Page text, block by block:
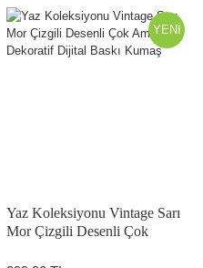
YENİ
Yaz Koleksiyonu Vintage Sarı
Mor Çizgili Desenli Çok